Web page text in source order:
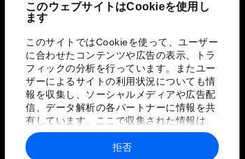
このウェブサイトはCookieを使用し
ます
このサイトではCookieを使って、ユーザー
に合わせたコンテンツや広告の表示、トラ
フィックの分析を行っています。またユー
ザーによるサイトの利用状況についても情
報を収集し、ソーシャルメディアや広告配
信、データ解析の各パートナーに情報を共
有しています。ここで収集された情報は、
ユーザーが各パートナーに提供した他の情
報や各パートナーのサービスを使用した際
拒否